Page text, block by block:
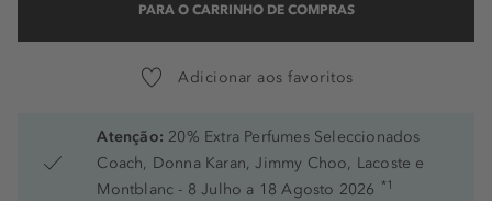
PARA O CARRINHO DE COMPRAS
Adicionar aos favoritos
Atenção: 20% Extra Perfumes Seleccionados
Coach, Donna Karan, Jimmy Choo, Lacoste e
Montblanc - 8 Julho a 18 Agosto 2026 *1